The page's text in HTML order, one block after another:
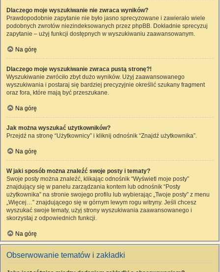
Dlaczego moje wyszukiwanie nie zwraca wyników?
Prawdopodobnie zapytanie nie było jasno sprecyzowane i zawierało wiele
podobnych zwrotów niezindeksowanych przez phpBB. Dokładnie sprecyzuj
zapytanie – użyj funkcji dostępnych w wyszukiwaniu zaawansowanym.
Na górę
Dlaczego moje wyszukiwanie zwraca pustą stronę?!
Wyszukiwanie zwróciło zbyt dużo wyników. Użyj zaawansowanego
wyszukiwania i postaraj się bardziej precyzyjnie określić szukany fragment
oraz fora, które mają być przeszukane.
Na górę
Jak można wyszukać użytkowników?
Przejdź na stronę “Użytkownicy” i kliknij odnośnik “Znajdź użytkownika”.
Na górę
W jaki sposób można znaleźć swoje posty i tematy?
Swoje posty można znaleźć, klikając odnośnik “Wyświetl moje posty”
znajdujący się w panelu zarządzania kontem lub odnośnik “Posty
użytkownika” na stronie swojego profilu lub wybierając „Twoje posty” z menu
„Więcej…” znajdującego się w górnym lewym rogu witryny. Jeśli chcesz
wyszukać swoje tematy, użyj strony wyszukiwania zaawansowanego i
skorzystaj z odpowiednich funkcji.
Na górę
Obserwowanie tematów i zakładki